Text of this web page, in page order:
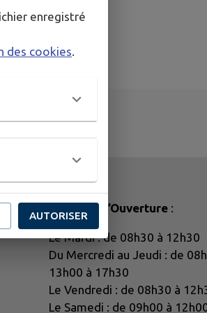
Horaires d’Ouverture :
Le Mardi : de 08h30 à 12h30
Du Mercredi au Jeudi : de
13h00 à 17h30
Le Vendredi : de 08h30 à
Le Samedi : de 09h00 à
enregistré
des cookies.
AUTORISER